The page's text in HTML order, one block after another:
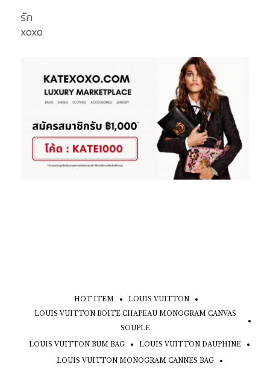
รัก
xoxo
HOT ITEM
LOUIS VUITTON
LOUIS VUITTON BOITE CHAPEAU MONOGRAM CANVAS
SOUPLE
LOUIS VUITTON BUM BAG LOUIS VUITTON DAUPHINE
LOUIS VUITTON MONOGRAM CANNES BAG